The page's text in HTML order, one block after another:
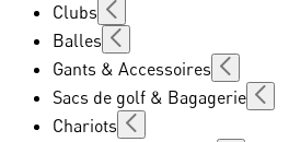
Clubs
Balles
Gants & Accessoires
Sacs de golf & Bagagerie
Chariots